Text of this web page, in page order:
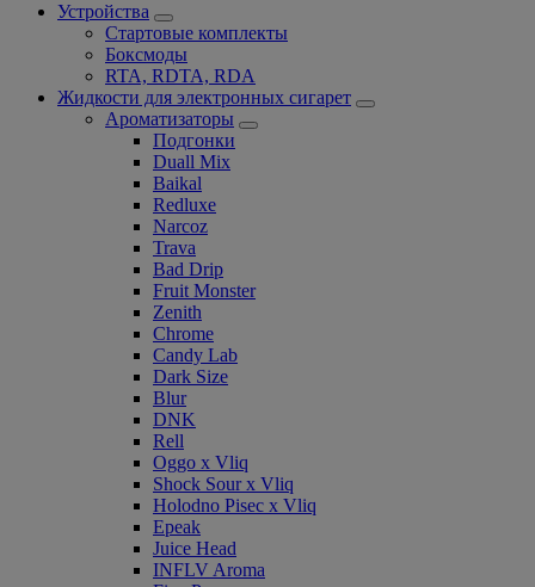
Устройства
Стартовые комплекты
Боксмоды
RTA, RDTA, RDA
Жидкости для электронных сигарет
Ароматизаторы
Подгонки
Duall Mix
Baikal
Redluxe
Narcoz
Trava
Bad Drip
Fruit Monster
Zenith
Chrome
Candy Lab
Dark Size
Blur
DNK
Rell
Oggo x Vliq
Shock Sour x Vliq
Holodno Pisec x Vliq
Epeak
Juice Head
INFLV Aroma